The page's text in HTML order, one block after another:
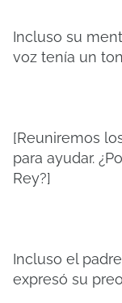
Incluso su
voz tenía un
[Reuniremos
para ayudar.
Rey?]
Incluso el
expresó su